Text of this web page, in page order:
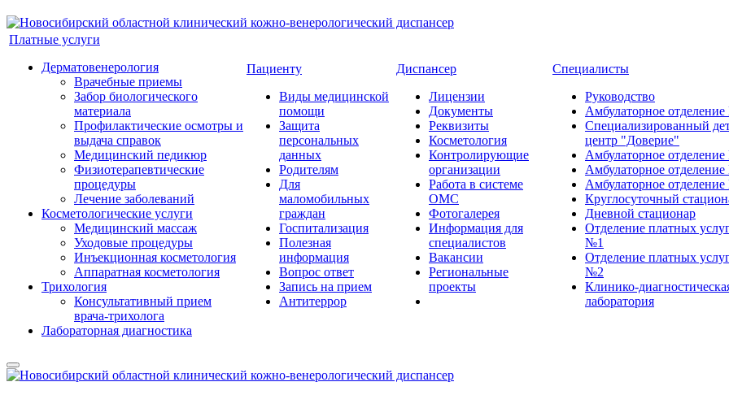
Платные услуги
Дерматовенерология
Врачебные приемы
Забор биологического
материала
Профилактические осмотры и
выдача справок
Медицинский педикюр
Физиотерапевтические
процедуры
Лечение заболеваний
Косметологические услуги
Медицинский массаж
Уходовые процедуры
Инъекционная косметология
Аппаратная косметология
Трихология
Консультативный прием
врача-трихолога
Лабораторная диагностика
Пациенту
Виды медицинской
помощи
Защита
персональных
данных
Родителям
Для
маломобильных
граждан
Госпитализация
Полезная
информация
Вопрос ответ
Запись на прием
Антитеррор
Диспансер
Лицензии
Документы
Реквизиты
Косметология
Контролирующие
организации
Работа в системе
ОМС
Фотогалерея
Информация для
специалистов
Вакансии
Региональные
проекты
Специалисты
Руководство
Амбулаторное
Специализированный
центр "Доверие"
Амбулаторное
Амбулаторное
Амбулаторное
Круглосуточный
Дневной стационар
Отделение платных
№1
Отделение платных
№2
Клинико-
лаборатория